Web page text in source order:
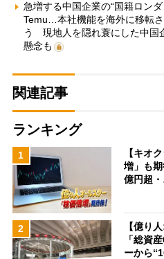
急増する中国企業の“国籍ロン
Temu…本社機能を海外に移転
う 現地人を隠れ蓑にした中国
懸念も
関連記事
ランキング
1
【キオ
増」も
億円超
2
【億り
「総資
ーから